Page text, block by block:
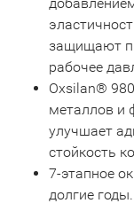
защищают
рабочее
Oxsilan®
металлов и
улучшает
стойкость
7-этапное
долгие годы.